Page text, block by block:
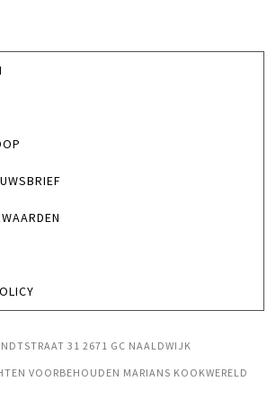
31 2671 GC NAALDWIJK
VOORBEHOUDEN MARIANS KOOKWERELD